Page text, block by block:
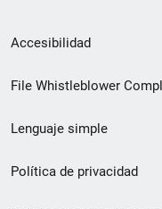
Menú
de
de
pie
Accesibilidad
File Whistleblower
Lenguaje simple
Política de privacidad